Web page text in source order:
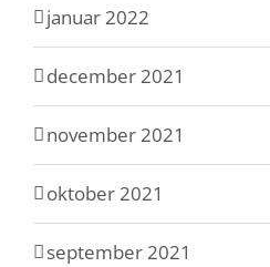
januar 2022
december 2021
november 2021
oktober 2021
september 2021